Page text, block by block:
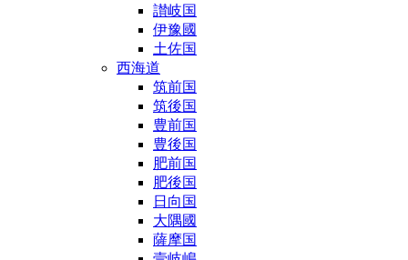
讃岐国
伊豫國
土佐国
西海道
筑前国
筑後国
豊前国
豊後国
肥前国
肥後国
日向国
大隅國
薩摩国